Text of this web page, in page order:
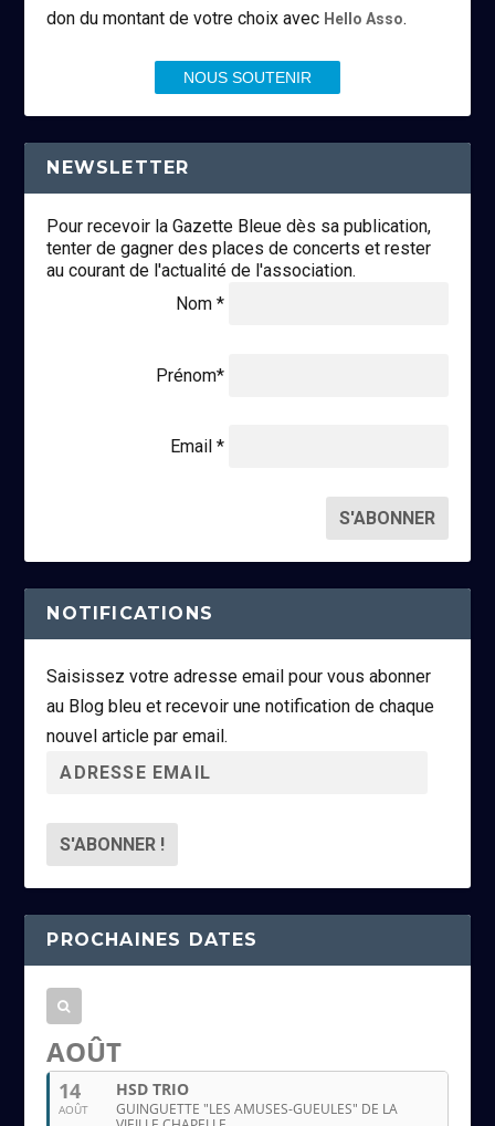
don du montant de votre choix avec Hello Asso.
NOUS SOUTENIR
NEWSLETTER
Pour recevoir la Gazette Bleue dès sa publication,
tenter de gagner des places de concerts et rester
au courant de l'actualité de l'association.
Nom *
Prénom*
Email *
NOTIFICATIONS
Saisissez votre adresse email pour vous abonner
au Blog bleu et recevoir une notification de chaque
nouvel article par email.
r
s
s
e
m
i
PROCHAINES DATES
AOÛT
14
AOÛT
HSD TRIO
GUINGUETTE "LES AMUSES-GUEULES" DE LA